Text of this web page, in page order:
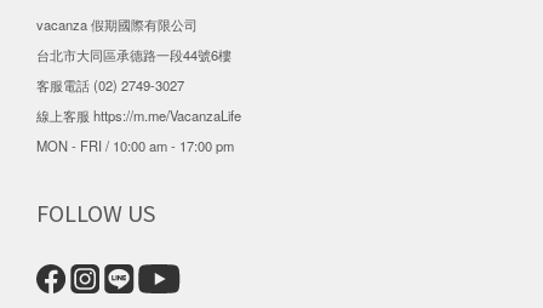
vacanza 假期國際有限公司
台北市大同區承德路一段44號6樓
客服電話 (02) 2749-3027
線上客服 https://m.me/VacanzaLife
MON - FRI / 10:00 am - 17:00 pm
FOLLOW US